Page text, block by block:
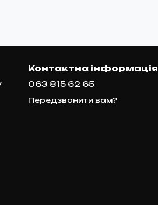
Контактна інформація
063 815 62 65
Передзвонити вам?